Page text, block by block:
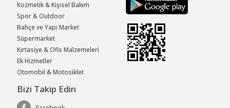
Kozmetik & Kişisel Bakım
Spor & Outdoor
Bahçe ve Yapı Market
Süpermarket
Kırtasiye & Ofis Malzemeleri
Ek Hizmetler
Otomobil & Motosiklet
Bizi Takip Edin